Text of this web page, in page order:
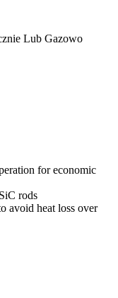
Lub Gazowo
for economic
rods
avoid heat loss over